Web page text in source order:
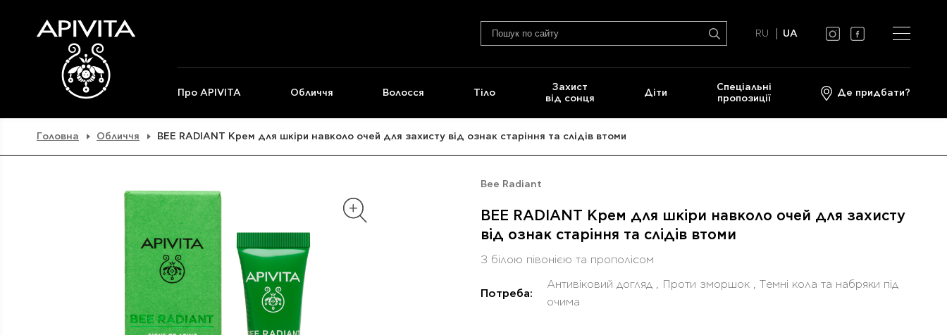
RU UA
Про APIVITA Обличчя Волосся Тіло
Захист
від сонця
Діти
Спеціальні
пропозиції
Де придбати?
Головна Обличчя BEE RADIANT Крем для шкіри навколо очей для захисту від ознак старіння та слідів втоми
Bee Radiant
BEE RADIANT Крем для шкіри навколо очей для захисту
від ознак старіння та слідів втоми
З білою півонією та прополісом
Потреба:
Антивіковий догляд , Проти зморшок , Темні кола та набряки під
очима